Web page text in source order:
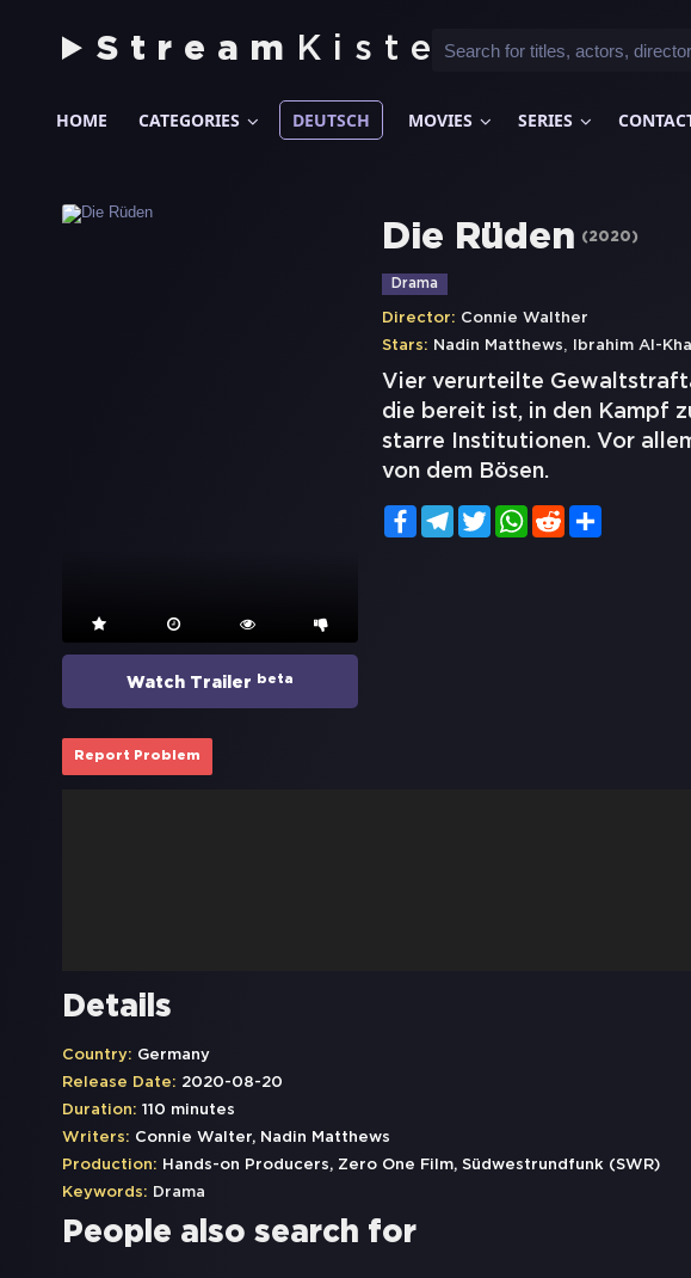
Stream Kiste
HOME CATEGORIES DEUTSCH MOVIES SERIES
Watch Trailer beta
Die Rüden (2020)
Drama
Director: Connie Walther
Stars: Nadin Matthews, Ibrahim Al-
Vier verurteilte
die bereit ist, in den Kampf
starre Institutionen. Vor
von dem Bösen.
FacebookTelegramTwitterWhatsApp
Reddit
Report Problem
Details
Country: Germany
Release Date: 2020-08-20
Duration: 110 minutes
Writers: Connie Walter, Nadin Matthews
Production: Hands-on Producers, Zero One Film, Südwestrundfunk (SWR)
Keywords: Drama
People also search for